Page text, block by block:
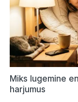
Miks lugemine
harjumus